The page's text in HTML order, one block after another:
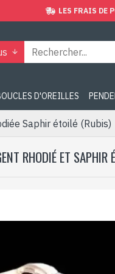
LES FRAIS DE
D'OREILLES
Saphir étoilé (Rubis)
RHODIÉ ET SAPHIR